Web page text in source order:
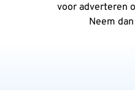
voor adverteren
Neem